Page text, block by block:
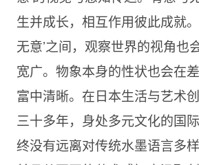
生并成长，相互作用彼此成就。
无意’之间，观察世界的视角也
宽广。物象本身的性状也会在
富中清晰。在日本生活与艺术
三十多年，身处多元文化的国
终没有远离对传统水墨语言多